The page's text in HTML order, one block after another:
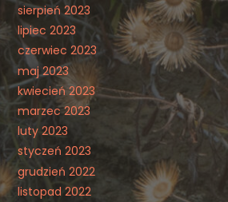
sierpień 2023
lipiec 2023
czerwiec 2023
maj 2023
kwiecień 2023
marzec 2023
luty 2023
styczeń 2023
grudzień 2022
listopad 2022